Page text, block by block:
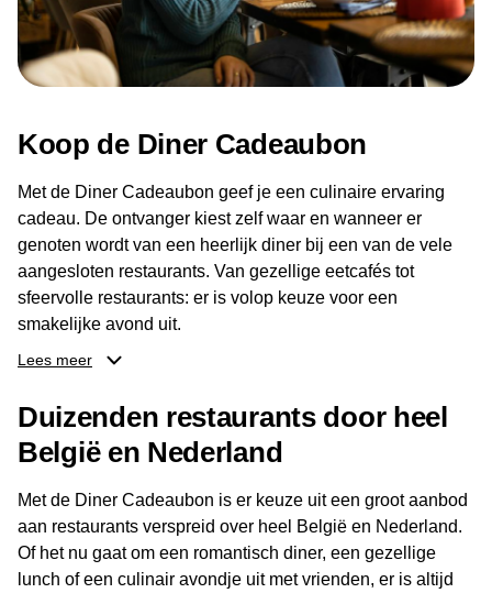
Koop de Diner Cadeaubon
Met de Diner Cadeaubon geef je een culinaire ervaring
cadeau. De ontvanger kiest zelf waar en wanneer er
genoten wordt van een heerlijk diner bij een van de vele
aangesloten restaurants. Van gezellige eetcafés tot
sfeervolle restaurants: er is volop keuze voor een
smakelijke avond uit.
ontvanger eenvoudig een locatie kiezen die past bij de
smaak en gelegenheid. Zo geeft de Diner Cadeaubon niet
alleen een diner, maar ook een gezellig moment om
Lees meer
Duizenden restaurants door heel
België en Nederland
Met de Diner Cadeaubon is er keuze uit een groot aanbod
aan restaurants verspreid over heel België en Nederland.
Of het nu gaat om een romantisch diner, een gezellige
lunch of een culinair avondje uit met vrienden, er is altijd